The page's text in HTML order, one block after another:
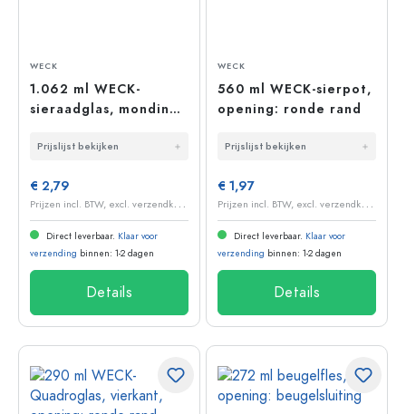
WECK
1.062 ml WECK-
sieraadglas, monding:
Prijslijst bekijken
€ 2,79
P
rijzen incl. BTW, excl. verzendkosten
Direct leverbaar. Klaar voor
verzending binnen: 1-2 dagen
Details
WECK
560 ml WECK-sierpot,
opening: ronde rand
Prijslijst bekijken
€ 1,97
P
rijzen incl. BTW, excl. verzendkosten
Direct leverbaar. Klaar voor
verzending binnen: 1-2 dagen
Details